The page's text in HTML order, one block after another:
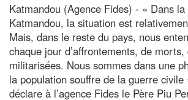
Katmandou (Agence Fides) - « Dans
Katmandou, la situation est
Mais, dans le reste du pays, nous
chaque jour d’affrontements, de
militarisées. Nous sommes dans une
la population souffre de la guerre civile
déclare à l’agence Fides le Père Piu